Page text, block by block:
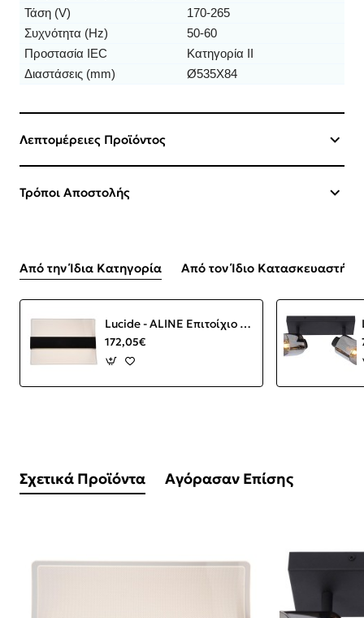
Τάση (V)
170-265
Συχνότητα (Hz)
50-60
Προστασία IEC
Κατηγορία II
Διαστάσεις (mm)
Ø535X84
Λεπτομέρειες Προϊόντος
Τρόποι Αποστολής
Από την Ίδια Κατηγορία Από τον Ίδιο Κατασκευαστή
Lucide - ALINE Επιτοίχιο Φωτιστικό LED Διάφανο, Μαύρο Ματ 3000 K
172,05€
Σχετικά Προϊόντα Αγόρασαν Επίσης